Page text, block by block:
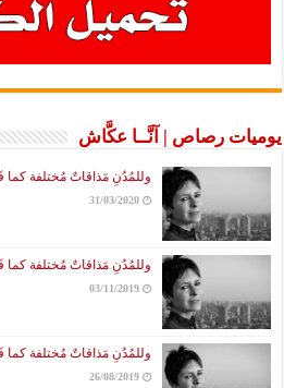
يوميات رصاص | آنَّــا عكَّاش
وللمُدُنِ مَذاقاتٌ مُختلفة كما
31/03/2020
وللمُدُنِ مَذاقاتٌ مُختلفة كما
03/11/2019
وللمُدُنِ مَذاقاتٌ مُختلفة كما
26/08/2019